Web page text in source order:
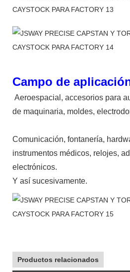
Campo de
Aeroespacial, accesorios para
de maquinaria, moldes,
Comunicación, fontanería,
instrumentos médicos, relojes,
electrónicos.
Y así sucesivamente.
Productos relacionados